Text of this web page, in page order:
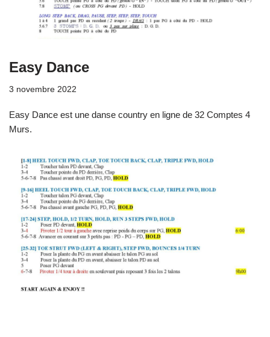
Easy Dance
3 novembre 2022
Easy Dance est une danse country en ligne de 32 Comptes 4
Murs.